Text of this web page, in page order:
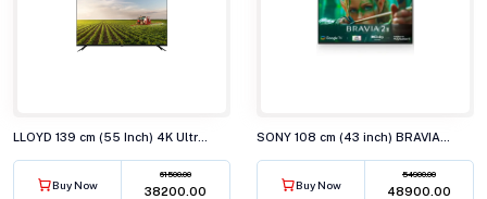
Buy Now
61500.00
₹38200.00 Buy Now
54900.00
₹48900.00